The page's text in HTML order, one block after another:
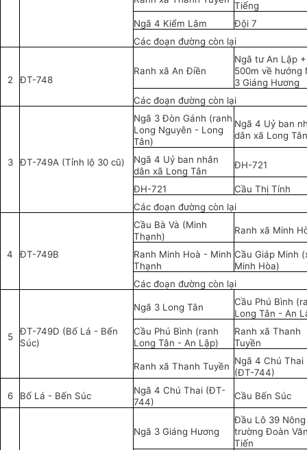
Tiếng
Ngã 4 Kiểm Lâm
Đội 7
Các đoạn đường còn lại
2 ĐT-748
Ranh xã An Điền
Ngã tư An Lập +
500m về hướng
3 Giáng Hương
Các đoạn đường còn lại
3 ĐT-749A (Tỉnh lộ 30 cũ)
Ngã 3 Đòn Gánh (ranh
Long Nguyên - Long
Tân)
Ngã 4 Uỷ ban
dân xã Long Tân
Ngã 4 Uỷ ban nhân
dân xã Long Tân
ĐH-721
ĐH-721
Cầu Thị Tính
Các đoạn đường còn lại
4 ĐT-749B
Cầu Bà Và (Minh
Thạnh)
Ranh xã Minh
Ranh Minh Hoà - Minh
Thạnh
Cầu Giáp Minh
Minh Hòa)
Các đoạn đường còn lại
5
ĐT-749D (Bố Lá - Bến
Súc)
Ngã 3 Long Tân
Cầu Phú Bình
Long Tân - An
Cầu Phú Bình (ranh
Long Tân - An Lập)
Ranh xã Thanh
Tuyền
Ranh xã Thanh Tuyền Ngã 4 Chú Thai
(ĐT-744)
6 Bố Lá - Bến Súc
Ngã 4 Chú Thai (ĐT-
744)
Cầu Bến Súc
Ngã 3 Giáng Hương
Đầu Lô 39 Nông
trường Đoàn
Tiến